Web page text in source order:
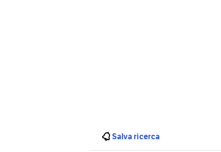
Salva ricerca